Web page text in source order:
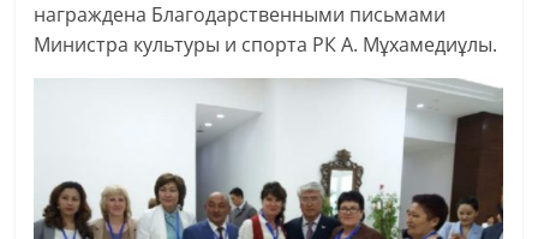
награждена Благодарственными письмами
Министра культуры и спорта РК А. Мұхамедиұлы.